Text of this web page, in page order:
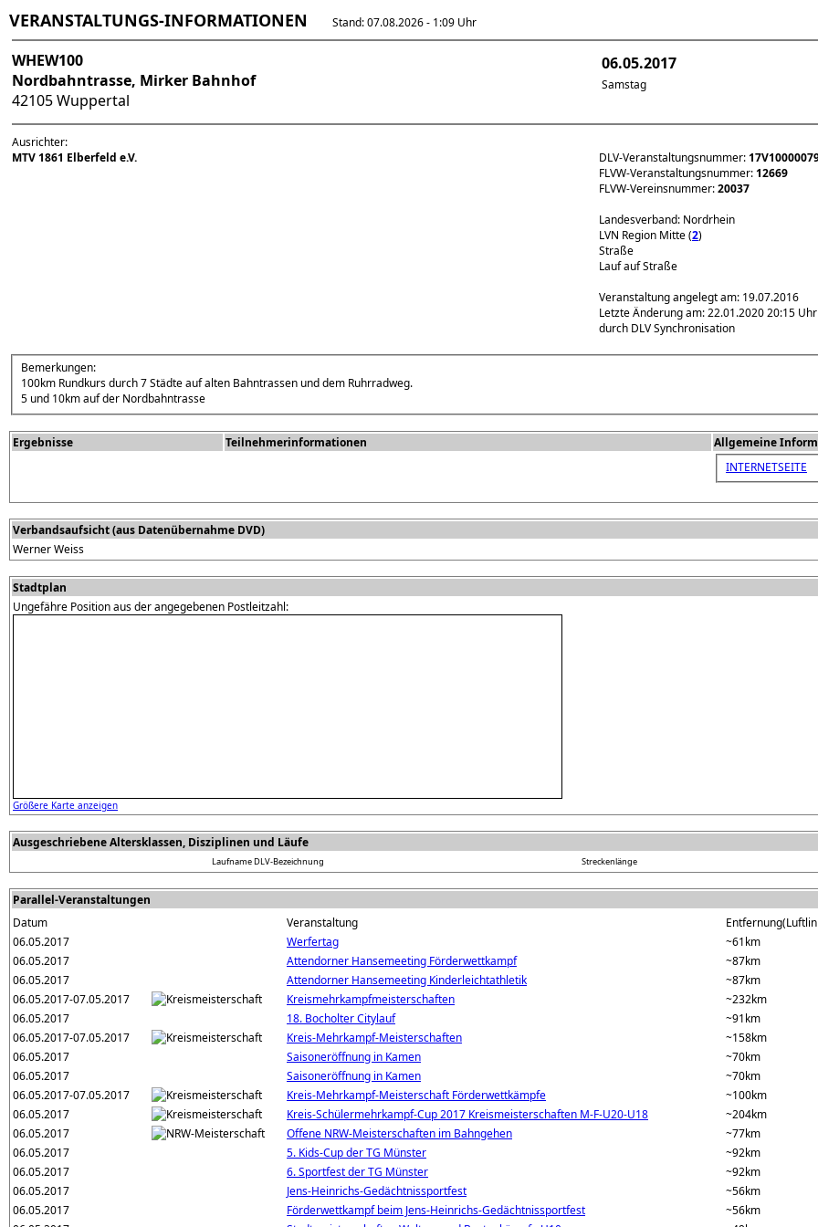
VERANSTALTUNGS-INFORMATIONEN Stand: 07.08.2026 - 1:09 Uhr
WHEW100
Nordbahntrasse, Mirker Bahnhof
42105 Wuppertal
06.05.2017
Samstag
Ausrichter:
MTV 1861 Elberfeld e.V.
DLV-Veranstaltungsnummer:
FLVW-Veranstaltungsnummer:12669
FLVW-Vereinsnummer:20037
Landesverband: Nordrhein
LVN Region Mitte (2)
Straße
Lauf auf Straße
Veranstaltung angelegt am: 19.07.2016
Letzte Änderung am: 22.01.2020 20:15 Uhr
durch DLV Synchronisation
Bemerkungen:
100km Rundkurs durch 7 Städte auf alten Bahntrassen und dem Ruhrradweg.
5 und 10km auf der Nordbahntrasse
Ergebnisse Teilnehmerinformationen
Allgemeine
INTERNETSEITE
Verbandsaufsicht (aus Datenübernahme DVD)
Werner Weiss
Stadtplan
Ungefähre Position aus der angegebenen Postleitzahl:
Größere Karte anzeigen
Ausgeschriebene Altersklassen, Disziplinen und Läufe
LaufnameDLV-Bezeichnung Streckenlänge
Parallel-Veranstaltungen
Datum
Veranstaltung
06.05.2017
Werfertag ~61km
06.05.2017
Attendorner Hansemeeting Förderwettkampf ~87km
06.05.2017
Attendorner Hansemeeting Kinderleichtathletik ~87km
06.05.2017-07.05.2017
Kreismehrkampfmeisterschaften ~232km
06.05.2017
18. Bocholter Citylauf ~91km
06.05.2017-07.05.2017
Kreis-Mehrkampf-Meisterschaften ~158km
06.05.2017
Saisoneröffnung in Kamen ~70km
06.05.2017
Saisoneröffnung in Kamen ~70km
06.05.2017-07.05.2017
Kreis-Mehrkampf-Meisterschaft Förderwettkämpfe ~100km
06.05.2017
Kreis-Schülermehrkampf-Cup 2017 Kreismeisterschaften M-F-U20-U18 ~204km
06.05.2017
Offene NRW-Meisterschaften im Bahngehen ~77km
06.05.2017
5. Kids-Cup der TG Münster ~92km
06.05.2017
6. Sportfest der TG Münster ~92km
06.05.2017
Jens-Heinrichs-Gedächtnissportfest ~56km
06.05.2017
Förderwettkampf beim Jens-Heinrichs-Gedächtnissportfest ~56km